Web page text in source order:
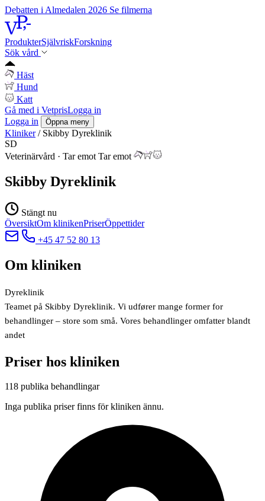
Debatten i Almedalen 2026 Se filmerna
ProdukterSjälvriskForskning
Sök vård
Häst
Hund
Katt
Gå med i VetprisLogga in
Logga in
Öppna meny
Kliniker / Skibby Dyreklinik
SD
Veterinärvård · Tar emot Tar emot
Skibby Dyreklinik
Stängt nu
ÖversiktOm klinikenPriserÖppettider
+45 47 52 80 13
Om kliniken
Dyreklinik
Teamet på Skibby Dyreklinik. Vi udfører mange former for
behandlinger – store som små. Vores behandlinger omfatter blandt
andet
Priser hos kliniken
118 publika behandlingar
Inga publika priser finns för kliniken ännu.